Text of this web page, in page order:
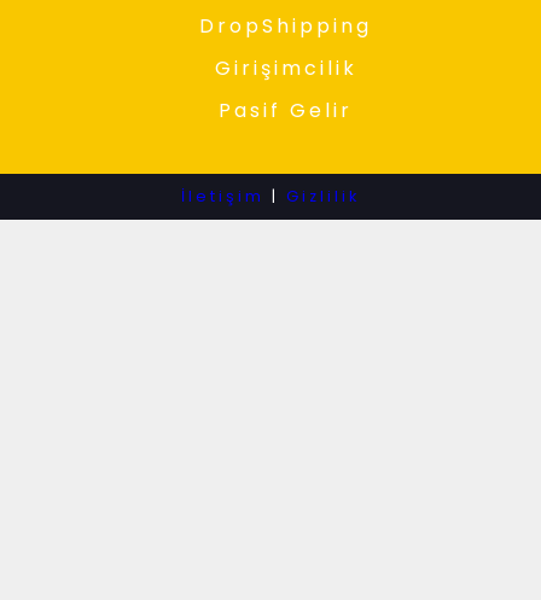
DropShipping
Girişimcilik
Pasif Gelir
İletişim | Gizlilik